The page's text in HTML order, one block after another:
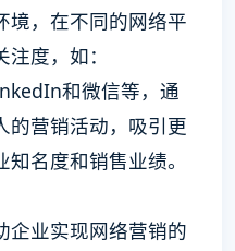
境，在不同的网络平
度，如：
和微信等，通
的营销活动，吸引更
名度和销售业绩。
企业实现网络营销的